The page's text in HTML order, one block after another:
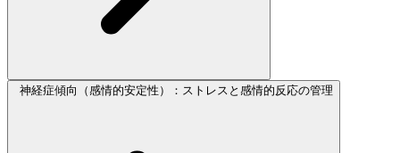
神経症傾向（感情的安定性）：ストレスと感情的反応の管理